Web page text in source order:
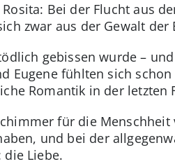
Bei der Flucht aus
zwar aus der Gewalt
gebissen wurde –
Eugene fühlten sich
Romantik in der letzten
für die
und bei der
Liebe.